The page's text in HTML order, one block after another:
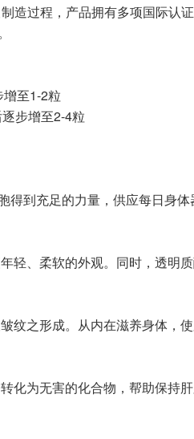
造过程，产品拥有多项国际认
至1-2粒
步增至2-4粒
到充足的力量，供应每日身
轻、柔软的外观。同时，透明
纹之形成。从内在滋养身体，
化为无害的化合物，帮助保持